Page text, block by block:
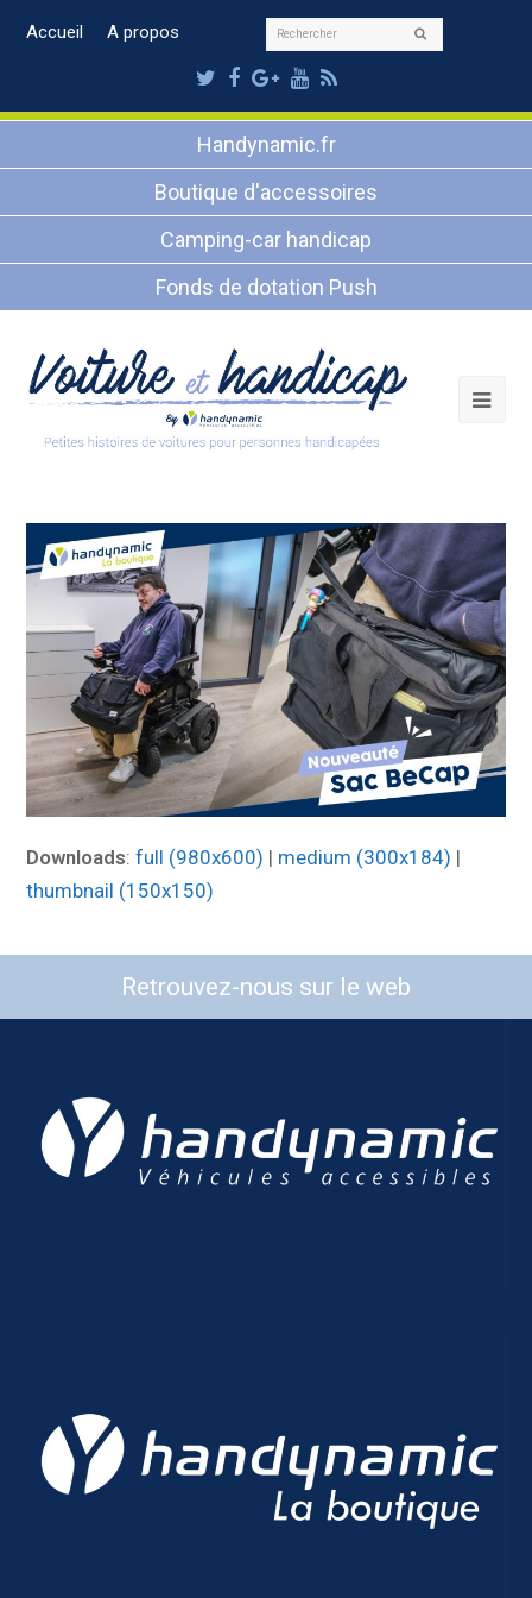
Accueil A propos Rechercher
Twitter
Facebook
Google
Plus
Youtube
RSS
Handynamic.fr
Boutique d'accessoires
Camping-car handicap
Fonds de dotation Push
Downloads:full (980x600) | medium (300x184) |
thumbnail (150x150)
Retrouvez-nous sur le web